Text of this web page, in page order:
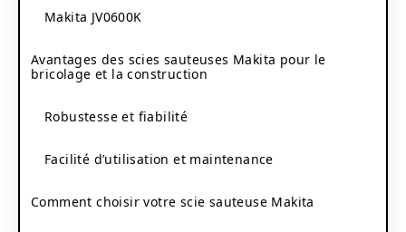
Makita JV0600K
Avantages des scies sauteuses Makita pour le
bricolage et la construction
Robustesse et fiabilité
Facilité d’utilisation et maintenance
Comment choisir votre scie sauteuse Makita